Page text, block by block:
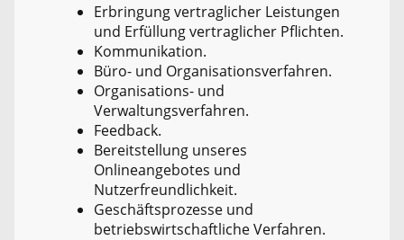
Erbringung vertraglicher Leistungen
und Erfüllung vertraglicher Pflichten.
Kommunikation.
Büro- und Organisationsverfahren.
Organisations- und
Verwaltungsverfahren.
Feedback.
Bereitstellung unseres
Onlineangebotes und
Nutzerfreundlichkeit.
Geschäftsprozesse und
betriebswirtschaftliche Verfahren.